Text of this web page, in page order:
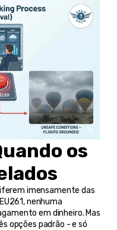
os
imensamente das
nenhuma
em dinheiro. Mas
opções padrão - e só